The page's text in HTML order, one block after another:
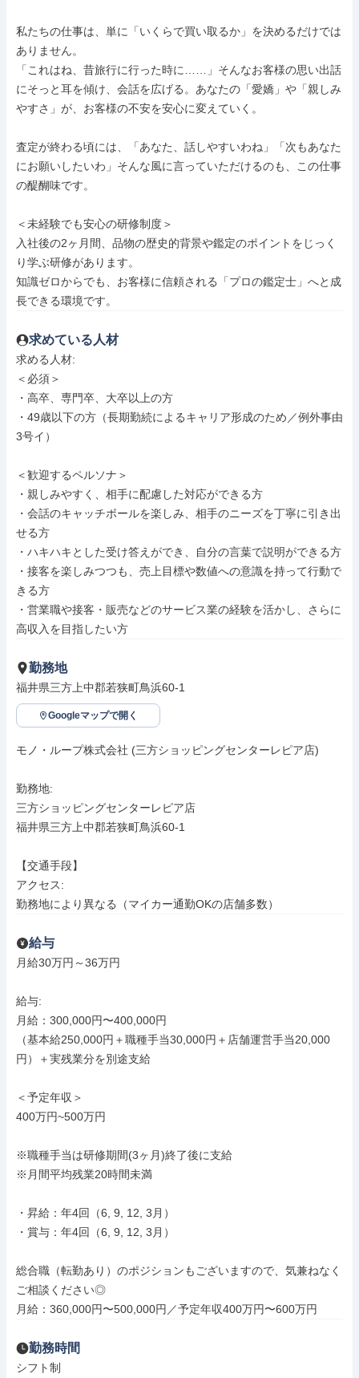
私たちの仕事は、単に「いくらで買い取るか」を決めるだけでは
ありません。
「これはね、昔旅行に行った時に……」そんなお客様の思い出話
にそっと耳を傾け、会話を広げる。あなたの「愛嬌」や「親しみ
やすさ」が、お客様の不安を安心に変えていく。
査定が終わる頃には、「あなた、話しやすいわね」「次もあなた
にお願いしたいわ」そんな風に言っていただけるのも、この仕事
の醍醐味です。
＜未経験でも安心の研修制度＞
入社後の2ヶ月間、品物の歴史的背景や鑑定のポイントをじっく
り学ぶ研修があります。
知識ゼロからでも、お客様に信頼される「プロの鑑定士」へと成
長できる環境です。
求めている人材
求める人材:
＜必須＞
・高卒、専門卒、大卒以上の方
・49歳以下の方（長期勤続によるキャリア形成のため／例外事由
3号イ）
＜歓迎するペルソナ＞
・親しみやすく、相手に配慮した対応ができる方
・会話のキャッチボールを楽しみ、相手のニーズを丁寧に引き出
せる方
・ハキハキとした受け答えができ、自分の言葉で説明ができる方
・接客を楽しみつつも、売上目標や数値への意識を持って行動で
きる方
・営業職や接客・販売などのサービス業の経験を活かし、さらに
高収入を目指したい方
勤務地
福井県三方上中郡若狭町鳥浜60-1
Googleマップで開く
モノ・ループ株式会社 (三方ショッピングセンターレピア店)
勤務地:
三方ショッピングセンターレピア店
福井県三方上中郡若狭町鳥浜60-1
【交通手段】
アクセス:
勤務地により異なる（マイカー通勤OKの店舗多数）
給与
月給30万円～36万円
給与:
月給：300,000円〜400,000円
（基本給250,000円＋職種手当30,000円＋店舗運営手当20,000
円）＋実残業分を別途支給
＜予定年収＞
400万円~500万円
※職種手当は研修期間(3ヶ月)終了後に支給
※月間平均残業20時間未満
・昇給：年4回（6, 9, 12, 3月）
・賞与：年4回（6, 9, 12, 3月）
総合職（転勤あり）のポジションもございますので、気兼ねなく
ご相談ください◎
月給：360,000円〜500,000円／予定年収400万円〜600万円
勤務時間
シフト制